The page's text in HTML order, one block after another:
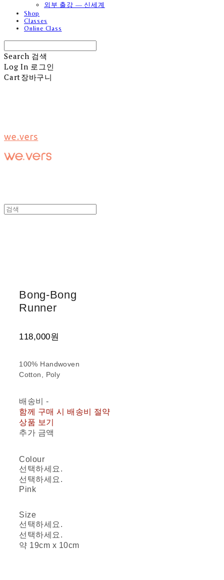
외부 출강 — 신세계
Shop
Classes
Online Class
Search 검색
Log In 로그인
Cart장바구니
we.vers
Bong-Bong
Runner
118,000원
100% Handwoven
Cotton, Poly
배송비-
함께 구매 시 배송비 절약
상품 보기
추가 금액
Colour
선택하세요.
선택하세요.
Pink
Size
선택하세요.
선택하세요.
약 19cm x 10cm